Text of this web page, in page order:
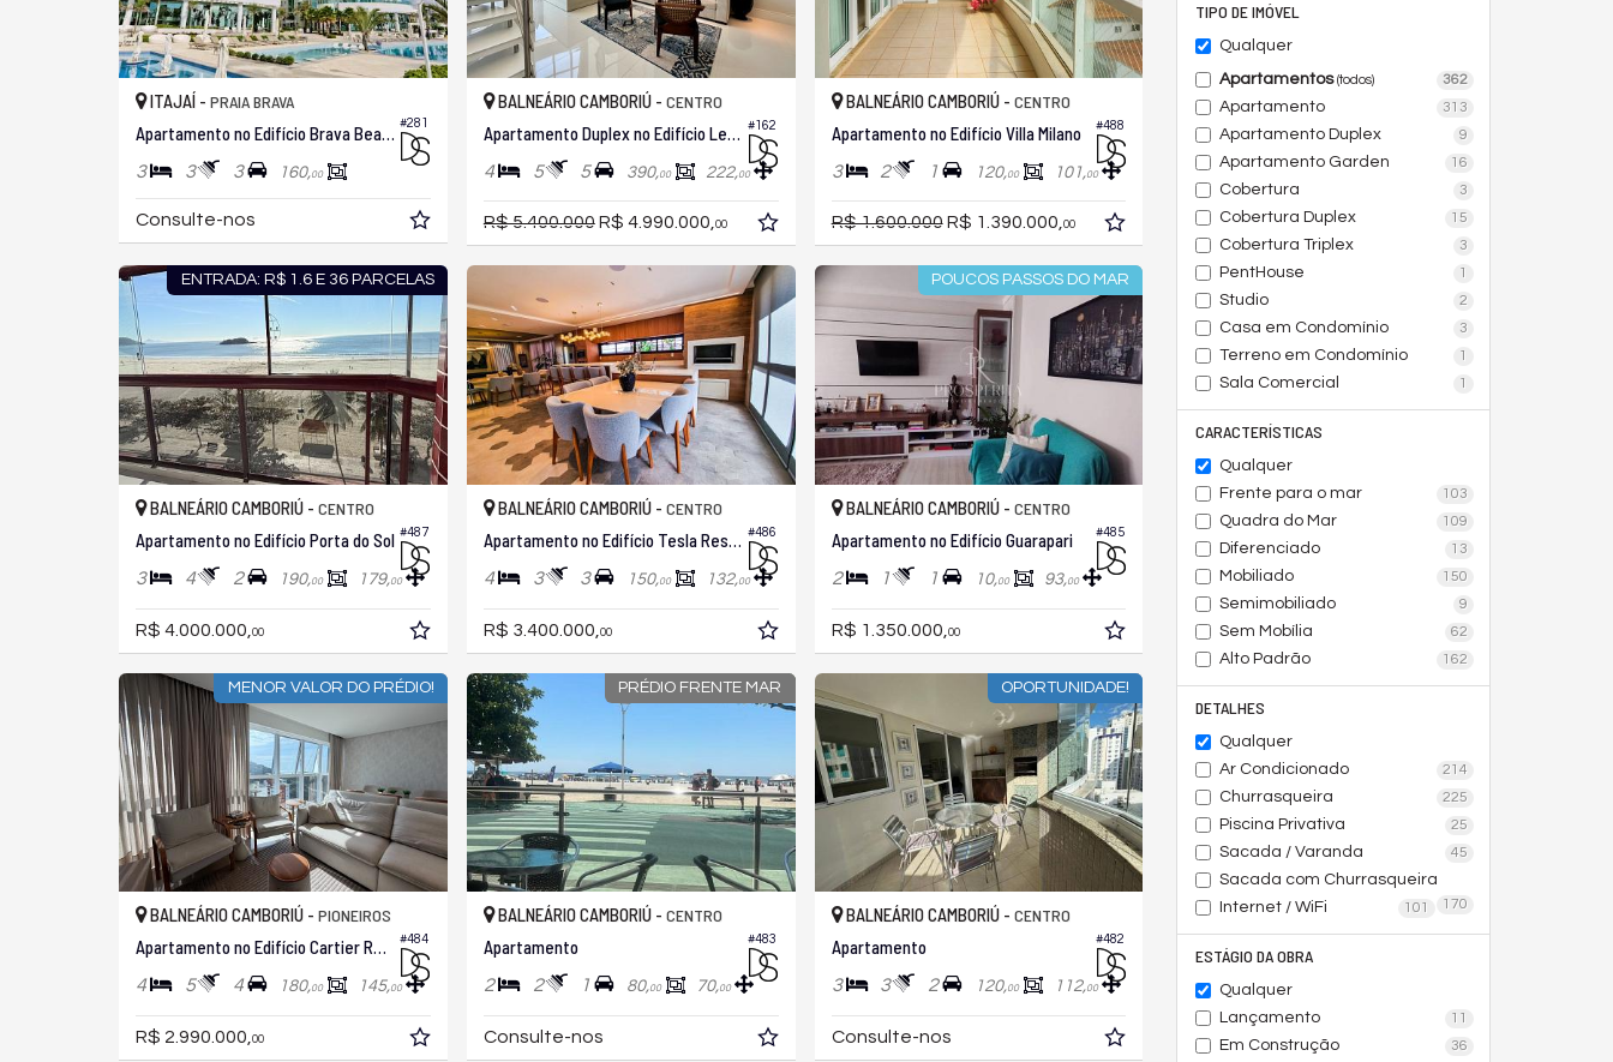
TIPO DE IMÓVEL
Qualquer
Apartamentos(todos) 362
Apartamento 313
Apartamento Duplex 9
Apartamento Garden 16
Cobertura 3
Cobertura Duplex 15
Cobertura Triplex 3
PentHouse 1
Studio 2
Casa em Condomínio 3
Terreno em Condomínio 1
Sala Comercial 1
CARACTERÍSTICAS
Qualquer
Frente para o mar
103
Quadra do Mar 109
Diferenciado 13
Mobiliado 150
Semimobiliado 9
Sem Mobília 62
Alto Padrão 162
DETALHES
Qualquer
Ar Condicionado
214
Churrasqueira 225
Piscina Privativa 25
Sacada / Varanda 45
Sacada com Churrasqueira
170
Internet / WiFi 101
ESTÁGIO DA OBRA
Qualquer
Lançamento
11
Em Construção 36
#281
ITAJAÍ - PRAIA BRAVA
Apartamento no Edifício Brava Beach
3 3 3 160,00
Consulte-nos
#162
BALNEÁRIO CAMBORIÚ - CENTRO
Apartamento Duplex no Edifício Le Majestic
4 5 5 390,00 222,00
R$ 5.400.000R$ 4.990.000,00
#488
BALNEÁRIO CAMBORIÚ - CENTRO
Apartamento no Edifício Villa Milano
3 2 1 120,00 101,00
R$ 1.600.000 R$ 1.390.000,00
ENTRADA: R$ 1.6 E 36 PARCELAS
#487
BALNEÁRIO CAMBORIÚ - CENTRO
Apartamento no Edifício Porta do Sol
3 4 2 190,00 179,00
R$ 4.000.000, 00
#486
BALNEÁRIO CAMBORIÚ - CENTRO
Apartamento no Edifício Tesla Residence
4 3 3 150,00 132,00
R$ 3.400.000, 00
POUCOS PASSOS DO MAR
#485
BALNEÁRIO CAMBORIÚ - CENTRO
Apartamento no Edifício Guarapari
2 1 1 10,00 93,00
R$ 1.350.000, 00
MENOR VALOR DO PRÉDIO!
#484
BALNEÁRIO CAMBORIÚ - PIONEIROS
Apartamento no Edifício Cartier Residence
4 5 4 180,00 145,00
R$ 2.990.000, 00
PRÉDIO FRENTE MAR
#483
BALNEÁRIO CAMBORIÚ - CENTRO
Apartamento
2 2 1 80,00 70,00
Consulte-nos
OPORTUNIDADE!
#482
BALNEÁRIO CAMBORIÚ - CENTRO
Apartamento
3 3 2 120,00 112,00
Consulte-nos